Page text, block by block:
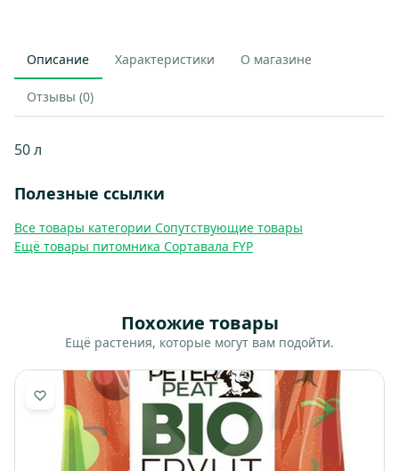
Описание Характеристики О магазине
Отзывы (0)
50 л
Полезные ссылки
Все товары категории Сопутствующие товары
Ещё товары питомника Сортавала FYP
Похожие товары
Ещё растения, которые могут вам подойти.